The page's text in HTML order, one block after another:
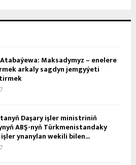
Maksadymyz – enelere
arkaly sagdyn jemgyýeti
Daşary işler ministriniň
ABŞ-nyň Türkmenistandaky
ynanylan wekili bilen...